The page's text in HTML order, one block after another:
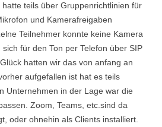
teils über Gruppenrichtlinien für
und Kamerafreigaben
Teilnehmer konnte keine Kamera
für den Ton per Telefon über SIP
hatten wir das von anfang an
aufgefallen ist hat es teils
Unternehmen in der Lage war die
Zoom, Teams, etc.sind da
oder ohnehin als Clients installiert.